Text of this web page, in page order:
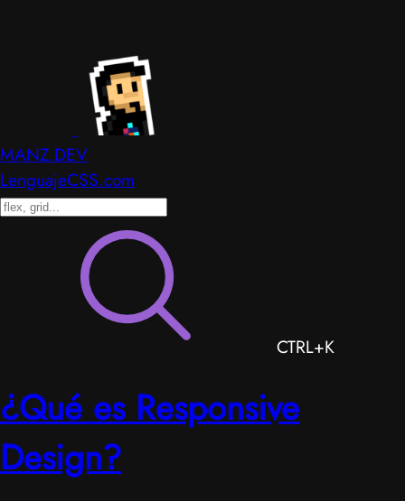
MANZ.DEV
LenguajeCSS.com
CTRL+K
¿Qué es Responsive
Design?